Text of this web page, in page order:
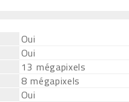
Oui
Oui
13 mégapixels
8 mégapixels
Oui